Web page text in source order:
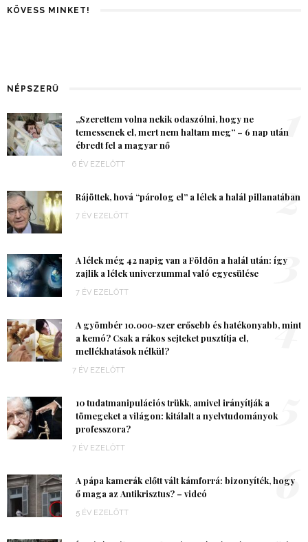
KÖVESS MINKET!
NÉPSZERŰ
„Szerettem volna nekik odaszólni, hogy ne
temessenek el, mert nem haltam meg” – 6 nap után
ébredt fel a magyar nő
6 ÉV EZELŐTT
1
Rájöttek, hová “párolog el” a lélek a halál pillanatában
7 ÉV EZELŐTT 2
A lélek még 42 napig van a Földön a halál után: így
zajlik a lélek univerzummal való egyesülése
7 ÉV EZELŐTT
3
A gyömbér 10.000-szer erősebb és hatékonyabb, mint
a kemó? Csak a rákos sejteket pusztítja el,
mellékhatások nélkül?
7 ÉV EZELŐTT
4
10 tudatmanipulációs trükk, amivel irányítják a
tömegeket a világon: kitálalt a nyelvtudományok
professzora?
7 ÉV EZELŐTT
A pápa kamerák előtt vált kámforrá: bizonyíték, hogy
ő maga az Antikrisztus? – videó
5 ÉV EZELŐTT
6